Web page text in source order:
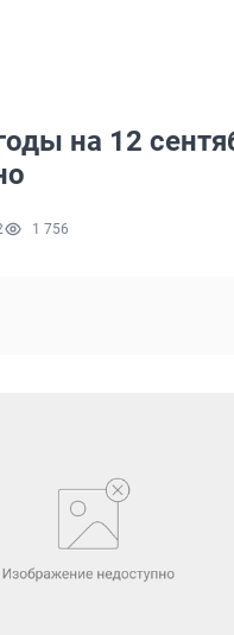
на 12
1 756